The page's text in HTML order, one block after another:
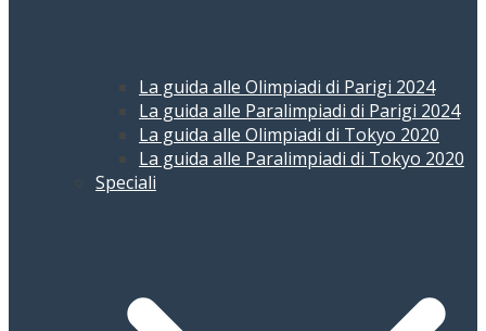
La guida alle Olimpiadi di Parigi 2024
La guida alle Paralimpiadi di Parigi 2024
La guida alle Olimpiadi di Tokyo 2020
La guida alle Paralimpiadi di Tokyo 2020
Speciali